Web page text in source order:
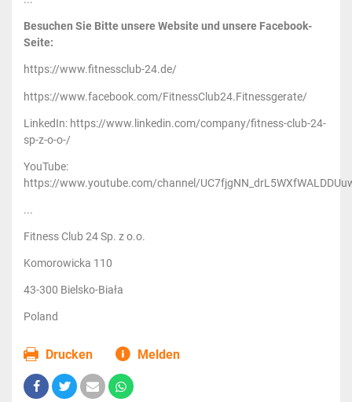
Besuchen Sie Bitte unsere Website und unsere Facebook-
Seite:
https://www.fitnessclub-24.de/
https://www.facebook.com/FitnessClub24.Fitnessgerate/
LinkedIn: https://www.linkedin.com/company/fitness-club-24-
sp-z-o-o-/
YouTube:
https://www.youtube.com/channel/
...
Fitness Club 24 Sp. z o.o.
Komorowicka 110
43-300 Bielsko-Biała
Poland
Drucken Melden